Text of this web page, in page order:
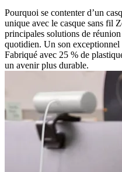
Pourquoi se contenter d’un
unique avec le casque sans fil
principales solutions de
quotidien. Un son
Fabriqué avec 25 % de
un avenir plus durable.